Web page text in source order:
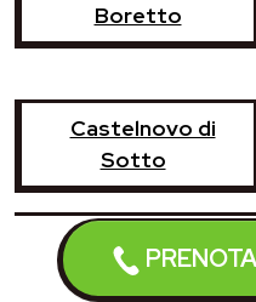
Boretto
Castelnovo di
Sotto
Montecchio Emilia